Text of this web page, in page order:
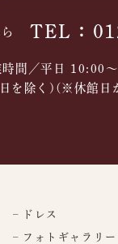
TEL：
時間／平日 10:00
を除く)(※休館日
– ドレス
– フォトギャラリー